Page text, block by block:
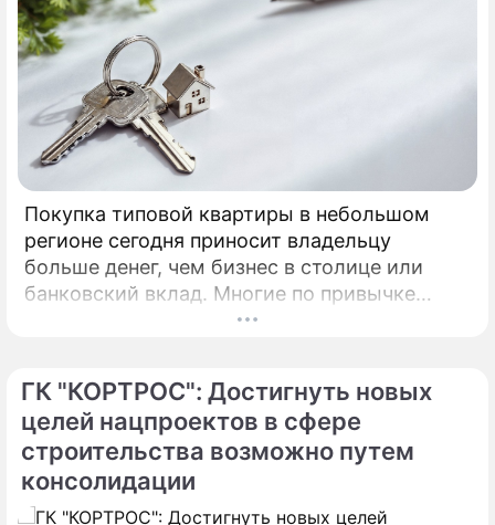
Покупка типовой квартиры в небольшом
регионе сегодня приносит владельцу
больше денег, чем бизнес в столице или
банковский вклад. Многие по привычке
думают, что инвестировать в жилье нужно
ГК "КОРТРОС": Достигнуть новых
целей нацпроектов в сфере
строительства возможно путем
консолидации